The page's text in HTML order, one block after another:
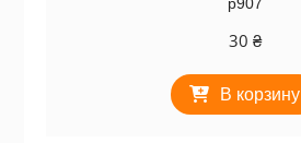
30 ₴
В корзину